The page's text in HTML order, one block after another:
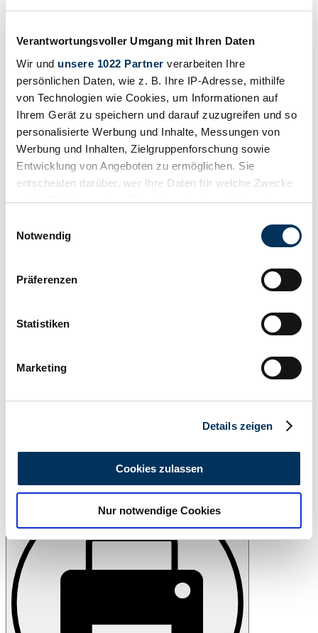
Verantwortungsvoller Umgang mit Ihren Daten
Wir und unsere 1022 Partner verarbeiten Ihre
persönlichen Daten, wie z. B. Ihre IP-Adresse, mithilfe
von Technologien wie Cookies, um Informationen auf
Ihrem Gerät zu speichern und darauf zuzugreifen und so
personalisierte Werbung und Inhalte, Messungen von
Werbung und Inhalten, Zielgruppenforschung sowie
Entwicklung von Angeboten zu ermöglichen. Sie
entscheiden darüber, wer Ihre Daten für welche Zwecke
nutzt. Sie können Ihre Einwilligung jederzeit über die
Trigger Symbol ändern oder widerrufen
Informationen über Ihre geografische Lage
können
bestimmten Merkmalen (Fingerprinting) identifizieren
Erfahren Sie mehr darüber, wie Ihre persönlichen Daten
analysieren. Außerdem geben wir Informationen zu Ihrer
Verwendung unserer Website an unsere Partner für
soziale Medien, Werbung und Analysen weiter. Unsere
Partner führen diese Informationen möglicherweise mit
weiteren Daten zusammen, die Sie ihnen bereitgestellt
haben oder die sie im Rahmen Ihrer Nutzung der Dienste
gesammelt haben.
Datenschutzerklärung
Notwendig
Präferenzen
Statistiken
Marketing
Details zeigen
Cookies zulassen
Nur notwendige Cookies